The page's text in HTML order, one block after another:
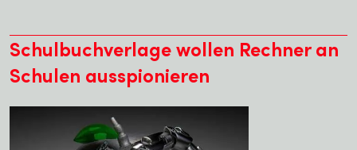
Schulbuchverlage wollen Rechner an
Schulen ausspionieren